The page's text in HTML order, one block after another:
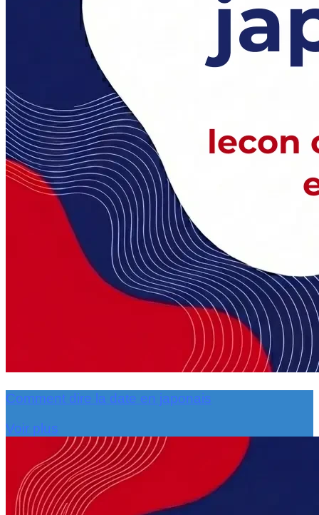
Comment dire la date en japonais
Voir plus